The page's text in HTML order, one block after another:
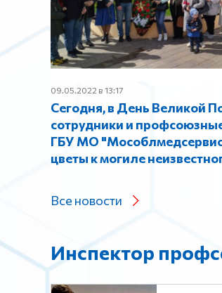
09.05.2022 в 13:17
Сегодня, в День Великой
сотрудники и
ГБУ МО
цветы к могиле
Все новости
Инспектор